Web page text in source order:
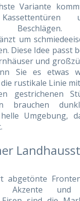
Variante
Beschlägen.
um
Diese Idee passt
und
Sie es etwas
rustikale Linie
gestrichenen
brauchen
Umgebung,
abgetönte
Akzente